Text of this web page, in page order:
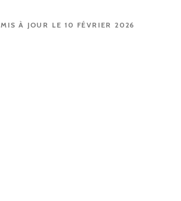
MIS À JOUR LE 10 FÉVRIER 2026